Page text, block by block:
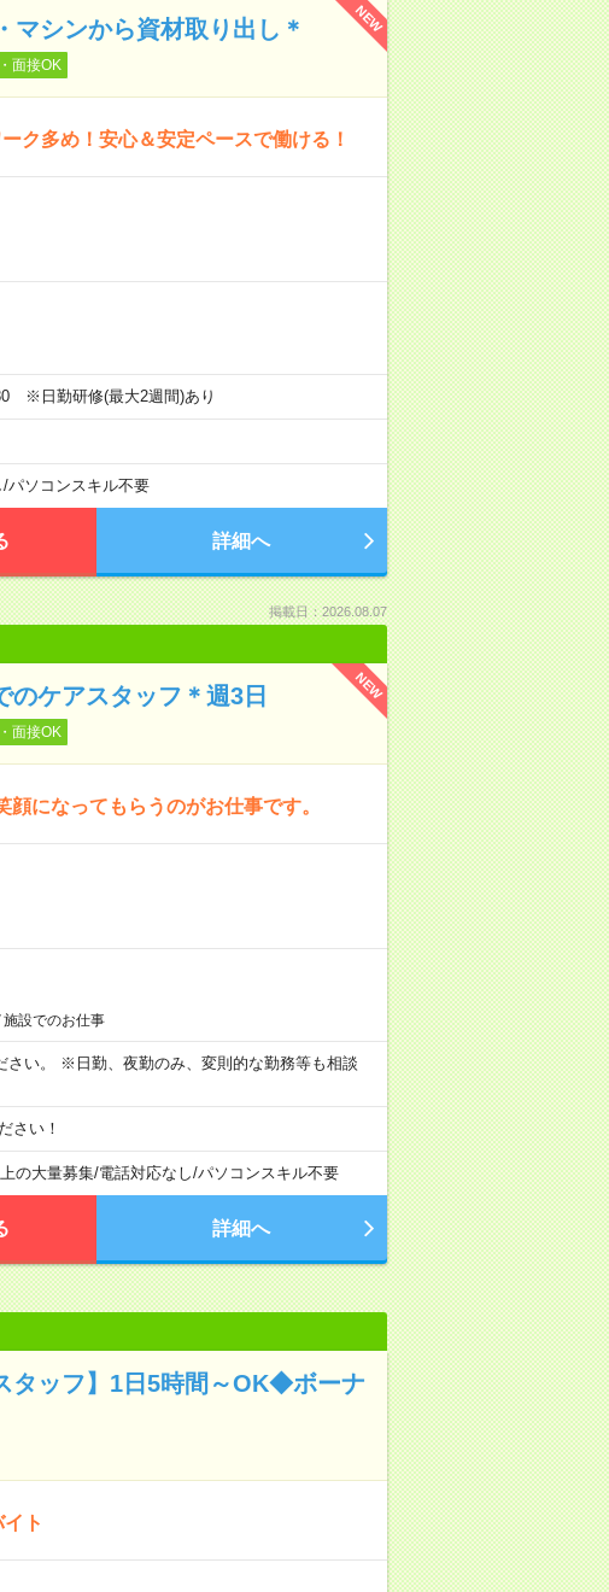
NEW
マシンから資材取り出し＊
面接OK
多め！安心＆安定ペースで働ける！
※日勤研修(最大2週間)あり
/パソコンスキル不要
詳細へ
掲載日：2026.08.07
NEW
のケアスタッフ＊週3日
面接OK
になってもらうのがお仕事です。
設でのお仕事
い。 ※日勤、夜勤のみ、変則的な勤務等も相談
さい！
の大量募集/電話対応なし/パソコンスキル不要
詳細へ
タッフ】1日5時間～OK◆ボーナ
ト